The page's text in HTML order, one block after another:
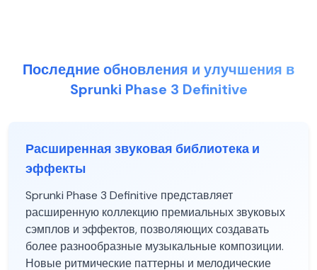
Последние обновления и улучшения в
Sprunki Phase 3 Definitive
Расширенная звуковая библиотека и
эффекты
Sprunki Phase 3 Definitive представляет
расширенную коллекцию премиальных звуковых
сэмплов и эффектов, позволяющих создавать
более разнообразные музыкальные композиции.
Новые ритмические паттерны и мелодические